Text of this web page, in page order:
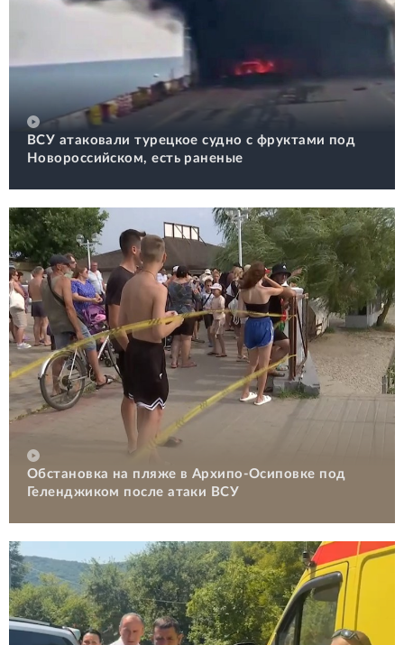
ВСУ атаковали турецкое судно с фруктами под
Новороссийском, есть раненые
Обстановка на пляже в Архипо-Осиповке под
Геленджиком после атаки ВСУ